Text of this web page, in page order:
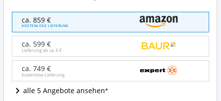
AX91-
604DG
Luftreiniger
Angebote:
Wo
dieser
Raumluftreiniger
erhältlich?
ca. 859 €
KOSTENLOSE LIEFERUNG
ca. 599 €
Lieferung ab ca.6 €
ca. 749 €
kostenlose Lieferung
alle 5 Angebote ansehen